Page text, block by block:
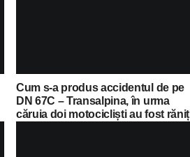
Cum s-a produs accidentul de pe
DN 67C – Transalpina, în urma
căruia doi motocicliști au fost